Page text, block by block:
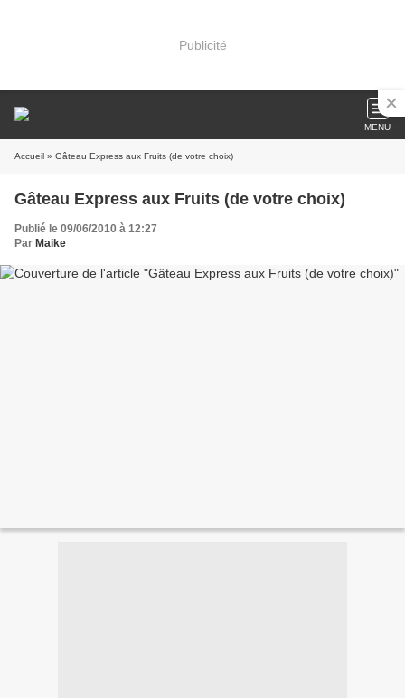
Publicité
MENU
Accueil » Gâteau Express aux Fruits (de votre choix)
Gâteau Express aux Fruits (de votre choix)
Publié le 09/06/2010 à 12:27
Par Maike